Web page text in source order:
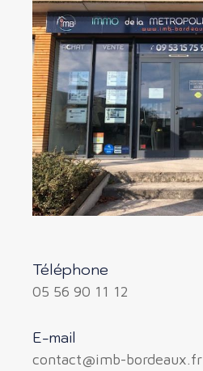
Téléphone
05 56 90 11 12
E-mail
contact@imb-bordeaux.fr